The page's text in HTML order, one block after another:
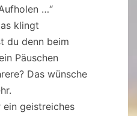
…“
klingt
du denn beim
Päuschen
Das wünsche
ein geistreiches